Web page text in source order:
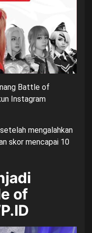
Battle of
Instagram
mengalahkan
skor mencapai 10
of